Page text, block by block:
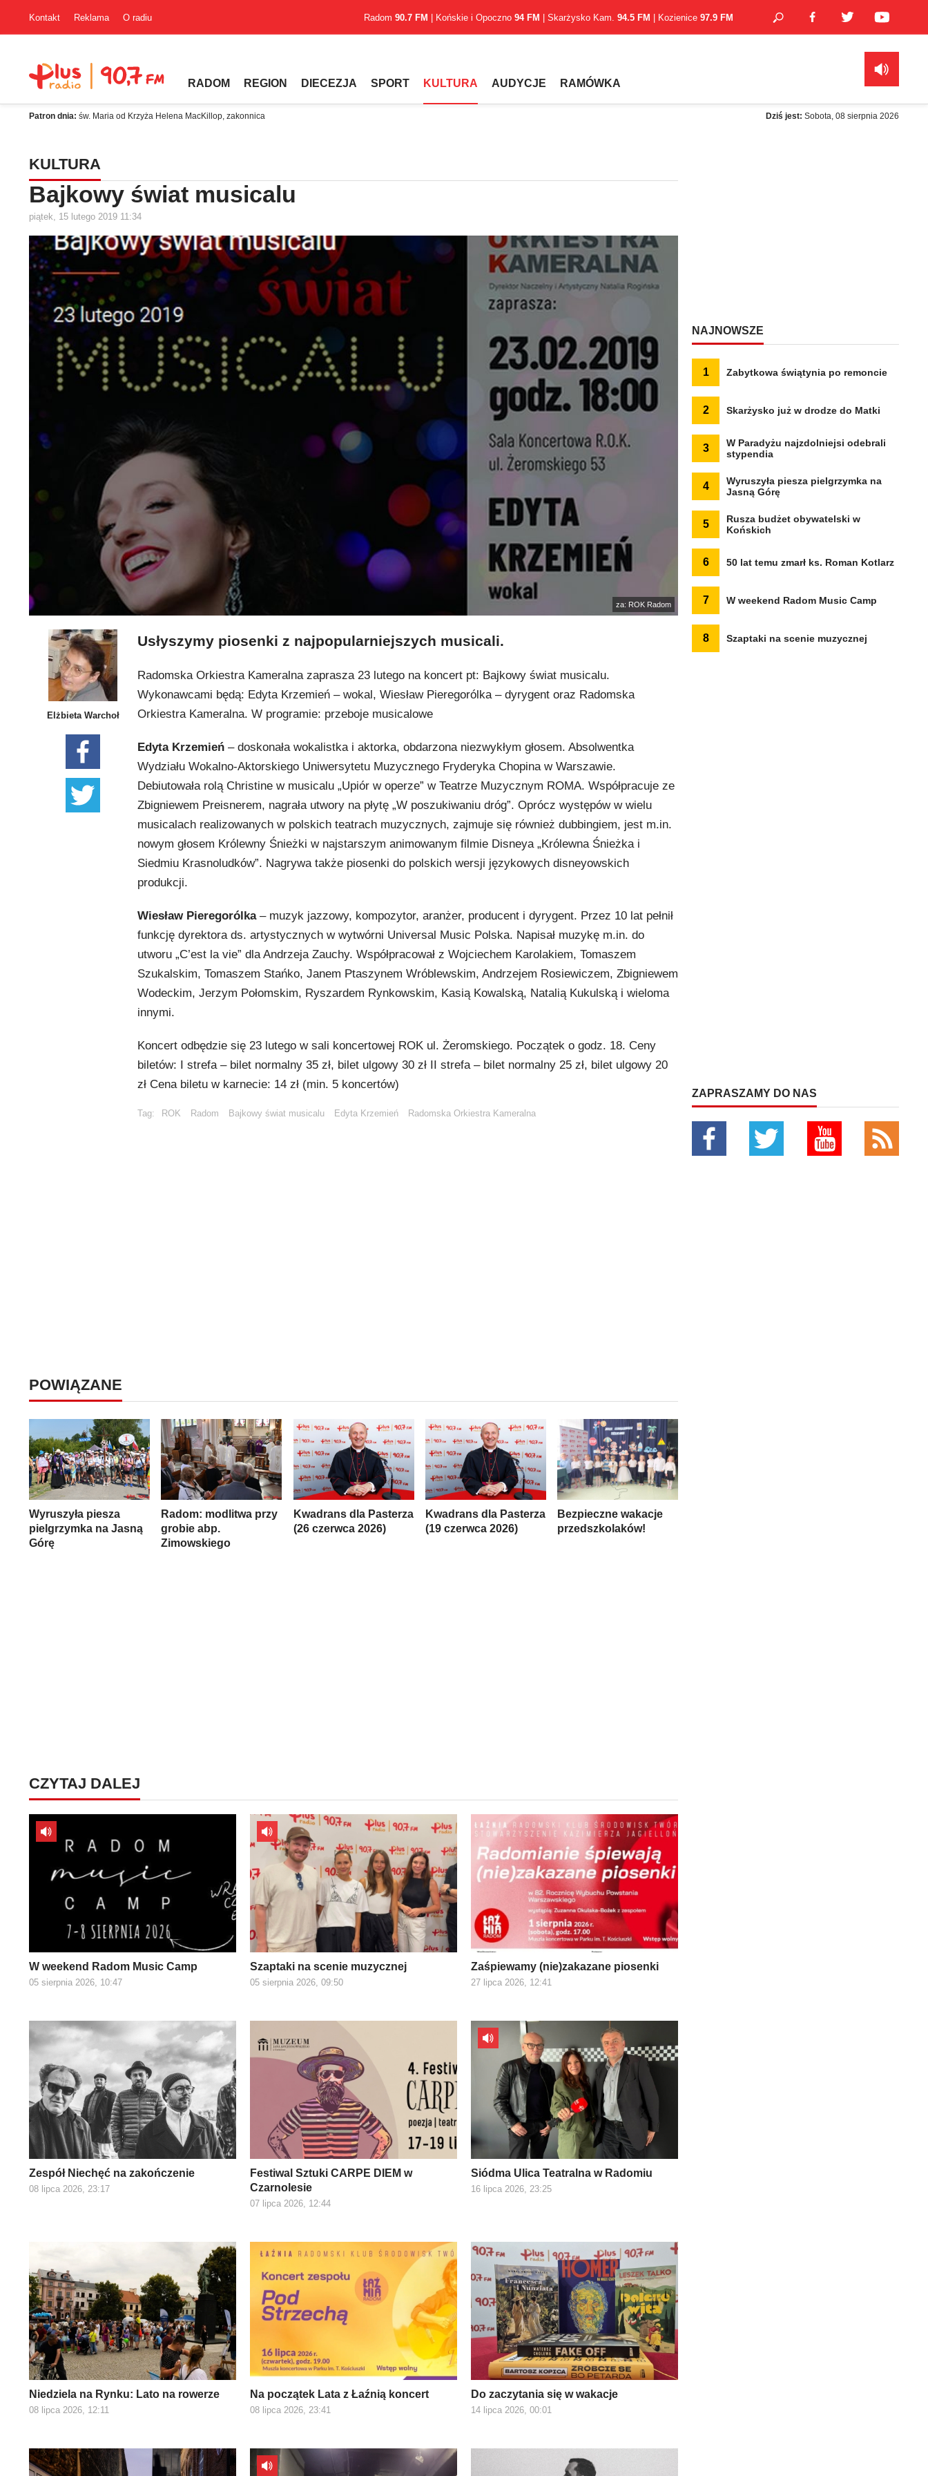
Kontakt Reklama O radiu Radom 90.7 FM | Końskie i Opoczno 94 FM | Skarżysko Kam. 94.5 FM | Kozienice 97.9 FM
RADOM REGION DIECEZJA SPORT KULTURA AUDYCJE RAMÓWKA
Patron dnia: św. Maria od Krzyża Helena MacKillop, zakonnica Dziś jest: Sobota, 08 sierpnia 2026
KULTURA
Bajkowy świat musicalu
piątek, 15 lutego 2019 11:34
za: ROK Radom
Elżbieta Warchoł
Usłyszymy piosenki z najpopularniejszych musicali.
Radomska Orkiestra Kameralna zaprasza 23 lutego na koncert pt: Bajkowy świat musicalu.
Wykonawcami będą: Edyta Krzemień – wokal, Wiesław Pieregorólka – dyrygent oraz Radomska
Orkiestra Kameralna. W programie: przeboje musicalowe
Edyta Krzemień – doskonała wokalistka i aktorka, obdarzona niezwykłym głosem. Absolwentka
Wydziału Wokalno-Aktorskiego Uniwersytetu Muzycznego Fryderyka Chopina w Warszawie.
Debiutowała rolą Christine w musicalu „Upiór w operze” w Teatrze Muzycznym ROMA. Współpracuje ze
Zbigniewem Preisnerem, nagrała utwory na płytę „W poszukiwaniu dróg”. Oprócz występów w wielu
musicalach realizowanych w polskich teatrach muzycznych, zajmuje się również dubbingiem, jest m.in.
nowym głosem Królewny Śnieżki w najstarszym animowanym filmie Disneya „Królewna Śnieżka i
Siedmiu Krasnoludków”. Nagrywa także piosenki do polskich wersji językowych disneyowskich
produkcji.
Wiesław Pieregorólka– muzyk jazzowy, kompozytor, aranżer, producent i dyrygent. Przez 10 lat pełnił
funkcję dyrektora ds. artystycznych w wytwórni Universal Music Polska. Napisał muzykę m.in. do
utworu „C’est la vie” dla Andrzeja Zauchy. Współpracował z Wojciechem Karolakiem, Tomaszem
Szukalskim, Tomaszem Stańko, Janem Ptaszynem Wróblewskim, Andrzejem Rosiewiczem, Zbigniewem
Wodeckim, Jerzym Połomskim, Ryszardem Rynkowskim, Kasią Kowalską, Natalią Kukulską i wieloma
innymi.
Koncert odbędzie się 23 lutego w sali koncertowej ROK ul. Żeromskiego. Początek o godz. 18. Ceny
biletów: I strefa – bilet normalny 35 zł, bilet ulgowy 30 zł II strefa – bilet normalny 25 zł, bilet ulgowy 20
zł Cena biletu w karnecie: 14 zł (min. 5 koncertów)
Tag: ROK Radom Bajkowy świat musicalu Edyta Krzemień Radomska Orkiestra Kameralna
POWIĄZANE
Wyruszyła piesza
pielgrzymka na Jasną
Górę
Radom: modlitwa przy
grobie abp.
Zimowskiego
Kwadrans dla Pasterza
(26 czerwca 2026)
Kwadrans dla Pasterza
(19 czerwca 2026)
Bezpieczne wakacje
przedszkolaków!
CZYTAJ DALEJ
W weekend Radom Music Camp
05 sierpnia 2026, 10:47
Szaptaki na scenie muzycznej
05 sierpnia 2026, 09:50
Zaśpiewamy (nie)zakazane piosenki
27 lipca 2026, 12:41
Zespół Niechęć na zakończenie
08 lipca 2026, 23:17
Festiwal Sztuki CARPE DIEM w
Czarnolesie
07 lipca 2026, 12:44
Siódma Ulica Teatralna w Radomiu
16 lipca 2026, 23:25
Niedziela na Rynku: Lato na rowerze
08 lipca 2026, 12:11
Na początek Lata z Łaźnią koncert
08 lipca 2026, 23:41
Do zaczytania się w wakacje
14 lipca 2026, 00:01
NAJNOWSZE
1 Zabytkowa świątynia po remoncie
2 Skarżysko już w drodze do Matki
3
W Paradyżu najzdolniejsi odebrali
stypendia
4
Wyruszyła piesza pielgrzymka na
Jasną Górę
5
Rusza budżet obywatelski w
Końskich
6 50 lat temu zmarł ks. Roman Kotlarz
7 W weekend Radom Music Camp
8 Szaptaki na scenie muzycznej
ZAPRASZAMY DO NAS